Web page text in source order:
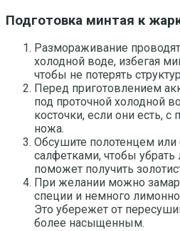
Подготовка минтая к
Размораживание
холодной воде, избегая
чтобы не потерять
Перед приготовлением
под проточной холодной
косточки, если они есть,
ножа.
Обсушите полотенцем
салфетками, чтобы
поможет получить
При желании можно
специи и немного
Это убережет от
более насыщенным.